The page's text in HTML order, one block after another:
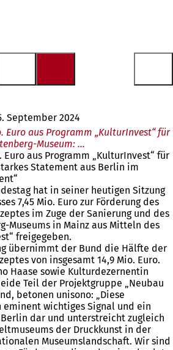
September 2024
Euro aus Programm „KulturInvest“ für
Museum: …
Euro aus Programm „KulturInvest“ für
Statement aus Berlin im
hat in seiner heutigen Sitzung
7,45 Mio. Euro zur Förderung des
im Zuge der Sanierung und des
Museums in Mainz aus Mitteln des
freigegeben.
übernimmt der Bund die Hälfte der
von insgesamt 14,9 Mio. Euro.
Haase sowie Kulturdezernentin
Teil der Projektgruppe „Neubau
betonen unisono: „Diese
wichtiges Signal und ein
dar und unterstreicht zugleich
der Druckkunst in der
Museumslandschaft. Wir sind